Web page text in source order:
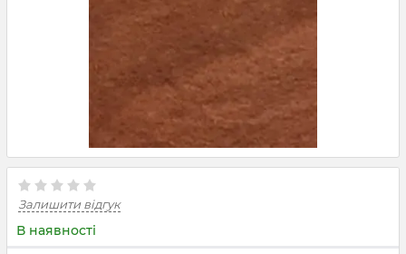
Залишити відгук
В наявності